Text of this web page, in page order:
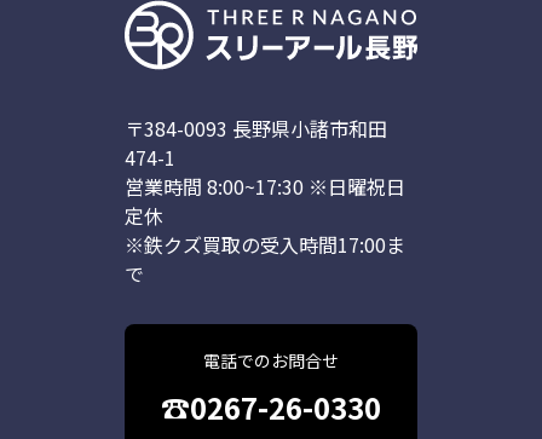
〒384-0093 長野県小諸市和田
474-1
営業時間 8:00~17:30 ※日曜祝日
定休
※鉄クズ買取の受入時間17:00ま
で
電話でのお問合せ
☎0267-26-0330